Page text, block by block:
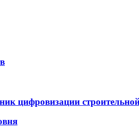
цифровизации